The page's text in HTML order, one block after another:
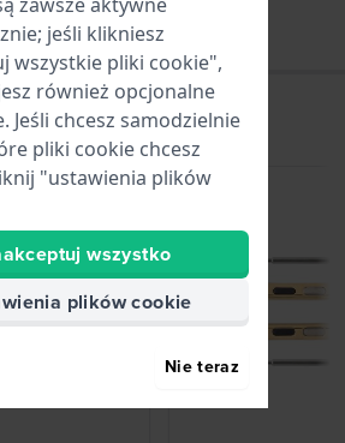
marki
jeśli klikniesz
wszystkie pliki cookie",
również opcjonalne
Jeśli chcesz samodzielnie
pliki cookie chcesz
"ustawienia plików
wszystko
plików cookie
Nie teraz